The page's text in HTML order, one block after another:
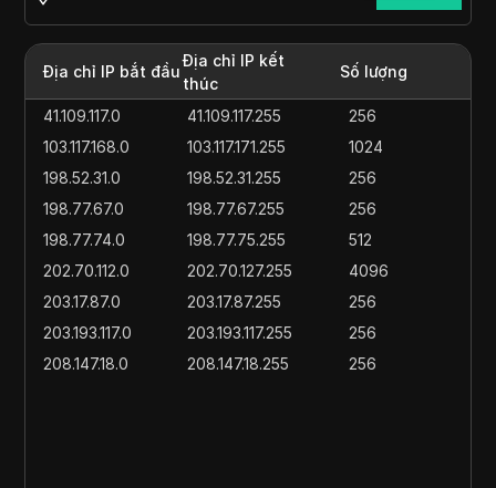
Địa chỉ IP bắt đầu
Địa chỉ IP kết
thúc
Số lượng
41.109.117.0 41.109.117.255
256
103.117.168.0
103.117.171.255
1024
198.52.31.0
198.52.31.255
256
198.77.67.0
198.77.67.255
256
198.77.74.0
198.77.75.255
512
202.70.112.0
202.70.127.255
4096
203.17.87.0
203.17.87.255
256
203.193.117.0
203.193.117.255
256
208.147.18.0
208.147.18.255 256